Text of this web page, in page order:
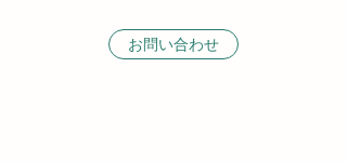
お問い合わせ